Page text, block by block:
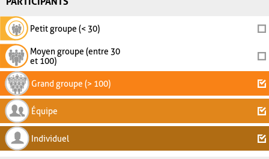
Petit groupe (< 30)
Moyen groupe (entre 30
et 100)
Grand groupe (> 100)
Équipe
Individuel